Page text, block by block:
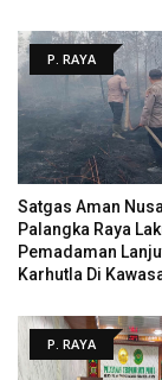
P. RAYA
Satgas Aman
Palangka Raya
Pemadaman
Karhutla Di
P. RAYA